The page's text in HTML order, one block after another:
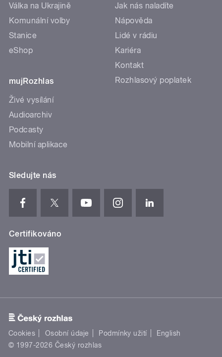
Válka na Ukrajině
Komunální volby
Stanice
eShop
mujRozhlas
Živé vysílání
Audioarchiv
Podcasty
Mobilní aplikace
Jak nás naladíte
Nápověda
Lidé v rádiu
Kariéra
Kontakt
Rozhlasový poplatek
Sledujte nás
Certifikováno
Cookies Osobní údaje Podmínky užití
English
© 1997-2026 Český rozhlas